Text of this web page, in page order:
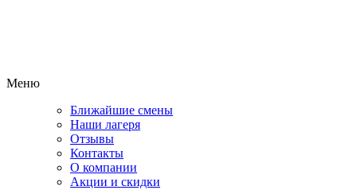
Меню
Ближайшие смены
Наши лагеря
Отзывы
Контакты
О компании
Акции и скидки